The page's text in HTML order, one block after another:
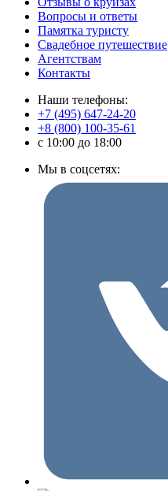
Вопросы и ответы
Памятка туристу
Свадебное путешествие
Агентствам
Контакты
Наши телефоны:
+7 (495) 647-24-20
+8 (800) 100-35-61
c 10:00 до 18:00
Мы в соцсетях: